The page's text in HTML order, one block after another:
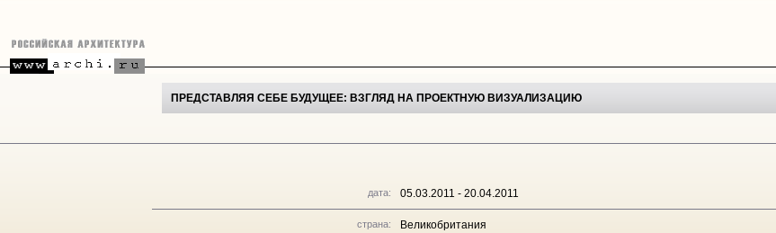
ПРЕДСТАВЛЯЯ СЕБЕ БУДУЩЕЕ: ВЗГЛЯД НА ПРОЕКТНУЮ ВИЗУАЛИЗАЦИЮ
дата: 05.03.2011 - 20.04.2011
страна: Великобритания